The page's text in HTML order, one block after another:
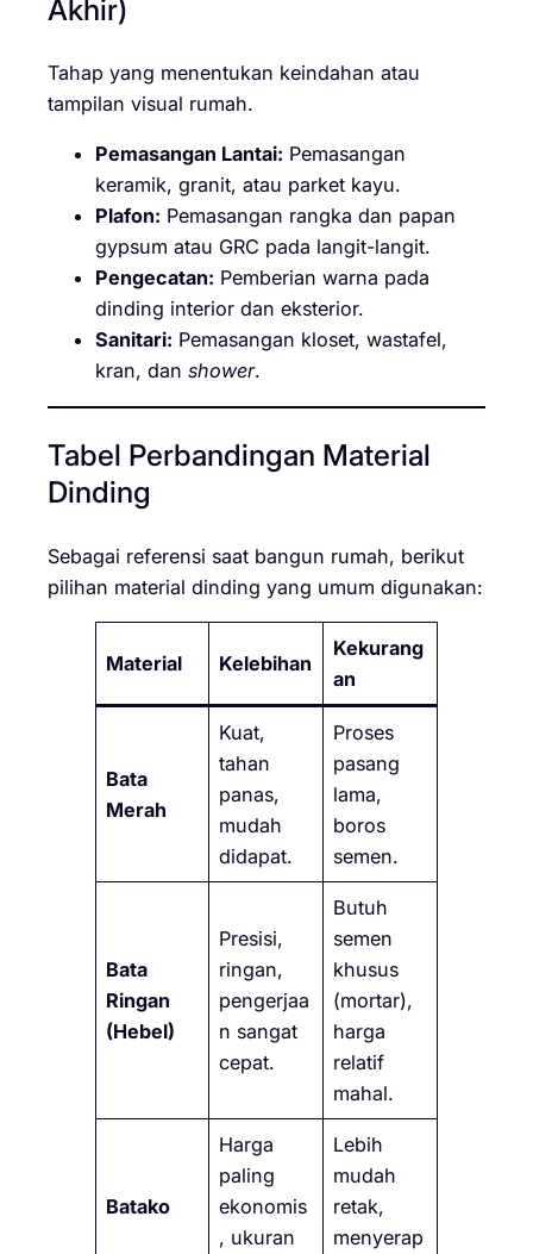
Akhir)
Tahap yang menentukan keindahan atau
tampilan visual rumah.
Pemasangan Lantai: Pemasangan
keramik, granit, atau parket kayu.
Plafon: Pemasangan rangka dan papan
gypsum atau GRC pada langit-langit.
Pengecatan: Pemberian warna pada
dinding interior dan eksterior.
Sanitari: Pemasangan kloset, wastafel,
kran, dan shower.
Tabel Perbandingan Material
Dinding
Sebagai referensi saat bangun rumah, berikut
pilihan material dinding yang umum digunakan:
Material Kelebihan
Kekurang
an
Bata
Merah
Kuat,
tahan
panas,
mudah
didapat.
Proses
pasang
lama,
boros
semen.
Bata
Ringan
(Hebel)
Presisi,
ringan,
pengerjaa
n sangat
cepat.
Butuh
semen
khusus
(mortar),
harga
relatif
mahal.
Batako
Harga
paling
ekonomis
, ukuran
Lebih
mudah
retak,
menyerap